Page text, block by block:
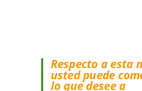
Respecto a esta
usted puede
lo que desee a